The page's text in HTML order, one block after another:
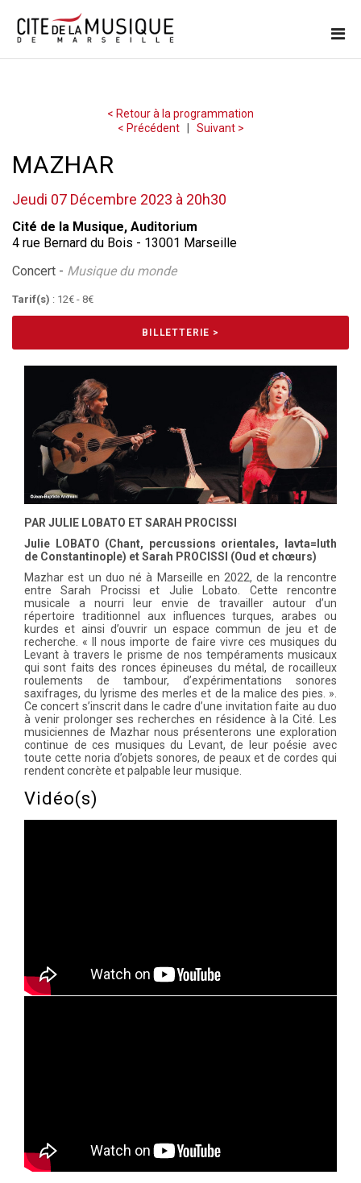
< Retour à la programmation
< Précédent| Suivant >
MAZHAR
Jeudi 07 Décembre 2023 à 20h30
Cité de la Musique, Auditorium
4 rue Bernard du Bois - 13001 Marseille
Concert - Musique du monde
Tarif(s) : 12€ - 8€
BILLETTERIE >
PAR JULIE LOBATO ET SARAH PROCISSI
Julie LOBATO (Chant, percussions orientales, lavta=luth
de Constantinople) et Sarah PROCISSI (Oud et chœurs)
Mazhar est un duo né à Marseille en 2022, de la rencontre
entre Sarah Procissi et Julie Lobato. Cette rencontre
musicale a nourri leur envie de travailler autour d’un
répertoire traditionnel aux influences turques, arabes ou
kurdes et ainsi d’ouvrir un espace commun de jeu et de
recherche. « Il nous importe de faire vivre ces musiques du
Levant à travers le prisme de nos tempéraments musicaux
qui sont faits des ronces épineuses du métal, de rocailleux
roulements de tambour, d’expérimentations sonores
saxifrages, du lyrisme des merles et de la malice des pies. ».
Ce concert s’inscrit dans le cadre d’une invitation faite au duo
à venir prolonger ses recherches en résidence à la Cité. Les
musiciennes de Mazhar nous présenterons une exploration
continue de ces musiques du Levant, de leur poésie avec
toute cette noria d’objets sonores, de peaux et de cordes qui
rendent concrète et palpable leur musique.
Vidéo(s)